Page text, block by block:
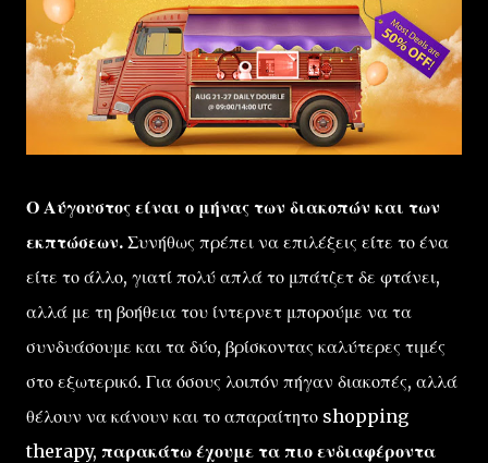
Ο Αύγουστος είναι ο μήνας των διακοπών και των
εκπτώσεων. Συνήθως πρέπει να επιλέξεις είτε το ένα
είτε το άλλο, γιατί πολύ απλά το μπάτζετ δε φτάνει,
αλλά με τη βοήθεια του ίντερνετ μπορούμε να τα
συνδυάσουμε και τα δύο, βρίσκοντας καλύτερες τιμές
στο εξωτερικό. Για όσους λοιπόν πήγαν διακοπές, αλλά
θέλουν να κάνουν και το απαραίτητο shopping
therapy, παρακάτω έχουμε τα πιο ενδιαφέροντα